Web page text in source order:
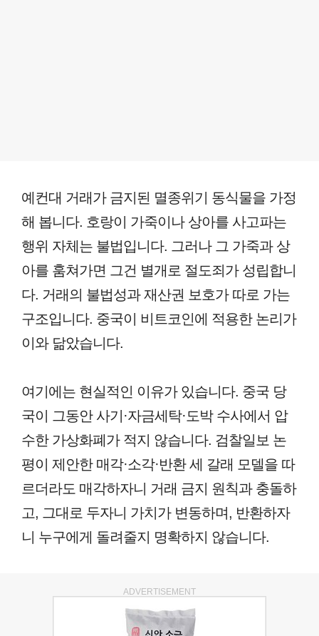
예컨대 거래가 금지된 멸종위기 동식물을 가정
해 봅니다. 호랑이 가죽이나 상아를 사고파는
행위 자체는 불법입니다. 그러나 그 가죽과 상
아를 훔쳐가면 그건 별개로 절도죄가 성립합니
다. 거래의 불법성과 재산권 보호가 따로 가는
구조입니다. 중국이 비트코인에 적용한 논리가
이와 닮았습니다.
여기에는 현실적인 이유가 있습니다. 중국 당
국이 그동안 사기·자금세탁·도박 수사에서 압
수한 가상화폐가 적지 않습니다. 검찰일보 논
평이 제안한 매각·소각·반환 세 갈래 모델을 따
르더라도 매각하자니 거래 금지 원칙과 충돌하
고, 그대로 두자니 가치가 변동하며, 반환하자
니 누구에게 돌려줄지 명확하지 않습니다.
ADVERTISEMENT